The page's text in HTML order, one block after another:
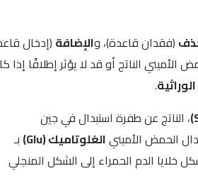
(فقدان قاعدة)، والإضافة (إدخال
الناتج أو قد لا يؤثر إطلاقًا إذا
.
، الناتج عن طفرة استبدال في جين
الغلوتاميك (Glu)
بـ
خلايا الدم الحمراء إلى الشكل المنجلي